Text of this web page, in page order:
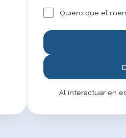
Quiero que el
Al interactuar en